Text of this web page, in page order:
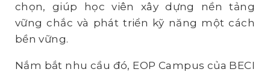
chọn, giúp học viên xây dựng nền tảng
vững chắc và phát triển kỹ năng một cách
bền vững.
Nắm bắt nhu cầu đó, EOP Campus của BECI